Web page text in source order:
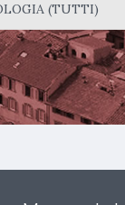
(TUTTI)